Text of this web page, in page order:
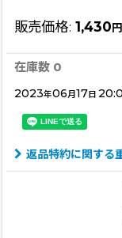
販売価格: 1,430円
在庫数 0
2023年06月 17日
返品特約に関する